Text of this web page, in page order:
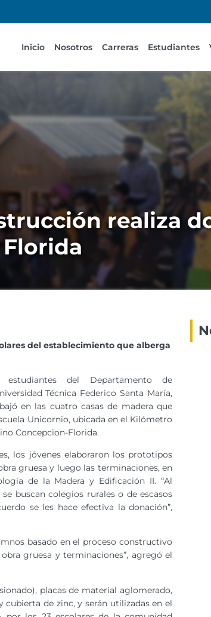
Inicio Nosotros Carreras Estudiantes
realiza
del establecimiento que alberga
del Departamento de
Técnica Federico Santa María,
en las cuatro casas de madera que
Unicornio, ubicada en el Kilómetro
Concepcion-Florida.
los jóvenes elaboraron los prototipos
gruesa y luego las terminaciones, en
de la Madera y Edificación II. “Al
buscan colegios rurales o de escasos
se les hace efectiva la donación”,
basado en el proceso constructivo
gruesa y terminaciones”, agregó el
placas de material aglomerado,
de zinc, y serán utilizadas en el